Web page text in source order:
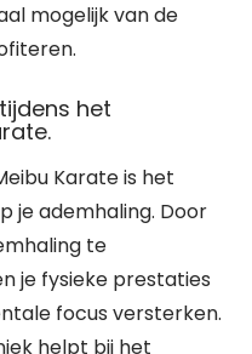
mogelijk van de
het
Karate is het
je ademhaling. Door
te
je fysieke prestaties
focus versterken.
helpt bij het